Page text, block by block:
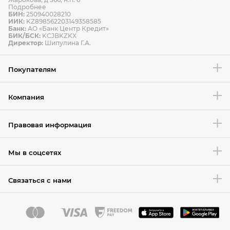
Условия возврата товара
Подробнее
БИН: 250940028210
ИИК: KZ898562203149358585
Банк: АО «Банк Центр Кредит»
БИК/БСК: KCJBKZKX
Директор: Шипулина Г.А.
Покупателям
Компания
Правовая информация
Мы в соцсетях
Связаться с нами